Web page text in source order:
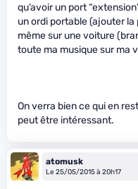
qu’avoir un port
un ordi portable (ajouter
même sur une voiture
toute ma musique sur ma
On verra bien ce qui en
peut être intéressant.
atomusk
Le 25/05/2015 à 20h17